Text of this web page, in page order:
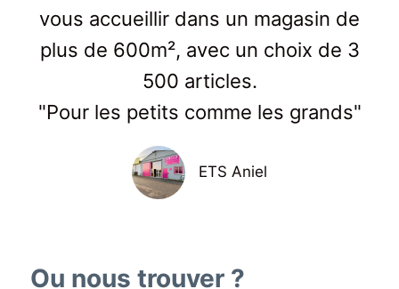
vous accueillir dans un magasin de
plus de 600m², avec un choix de 3
500 articles.
"Pour les petits comme les grands"
ETS Aniel
Ou nous trouver ?